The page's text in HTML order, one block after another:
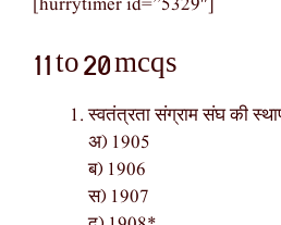
11 to 20 mcqs
स्वतंत्रता संग्राम संघ की
अ) 1905
ब) 1906
स) 1907